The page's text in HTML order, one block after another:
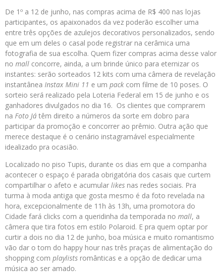
De 1º a 12 de junho, nas compras acima de R$ 400 nas lojas
participantes, os apaixonados da vez poderão escolher uma
entre três opções de azulejos decorativos personalizados, sendo
que em um deles o casal pode registrar na cerâmica uma
fotografia de sua escolha. Quem fizer compras acima desse valor
no mall concorre, ainda, a um brinde único para eternizar os
instantes: serão sorteados 12 kits com uma câmera de revelação
instantânea Instax Mini 11 e um pack com filme de 10 poses. O
sorteio será realizado pela Loteria Federal em 15 de junho e os
ganhadores divulgados no dia 16. Os clientes que comprarem
na Foto Já têm direito a números da sorte em dobro para
participar da promoção e concorrer ao prêmio. Outra ação que
merece destaque é o cenário instagramável especialmente
idealizado pra ocasião.
Localizado no piso Tupis, durante os dias em que a companha
acontecer o espaço é parada obrigatória dos casais que curtem
compartilhar o afeto e acumular likes nas redes sociais. Pra
turma à moda antiga que gosta mesmo é da foto revelada na
hora, excepcionalmente de 11h às 13h, uma promotora do
Cidade fará clicks com a queridinha da temporada no mall, a
câmera que tira fotos em estilo Polaroid. E pra quem optar por
curtir a dois no dia 12 de junho, boa música e muito romantismo
vão dar o tom do happy hour nas três praças de alimentação do
shopping com playlists românticas e a opção de dedicar uma
música ao ser amado.